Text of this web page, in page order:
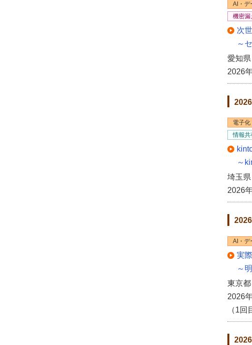
AI・デ
機密漏
次
～
愛知
2026
電子
情報共
～
埼玉
2026
AI・デ
実
～
東京
2026
（1